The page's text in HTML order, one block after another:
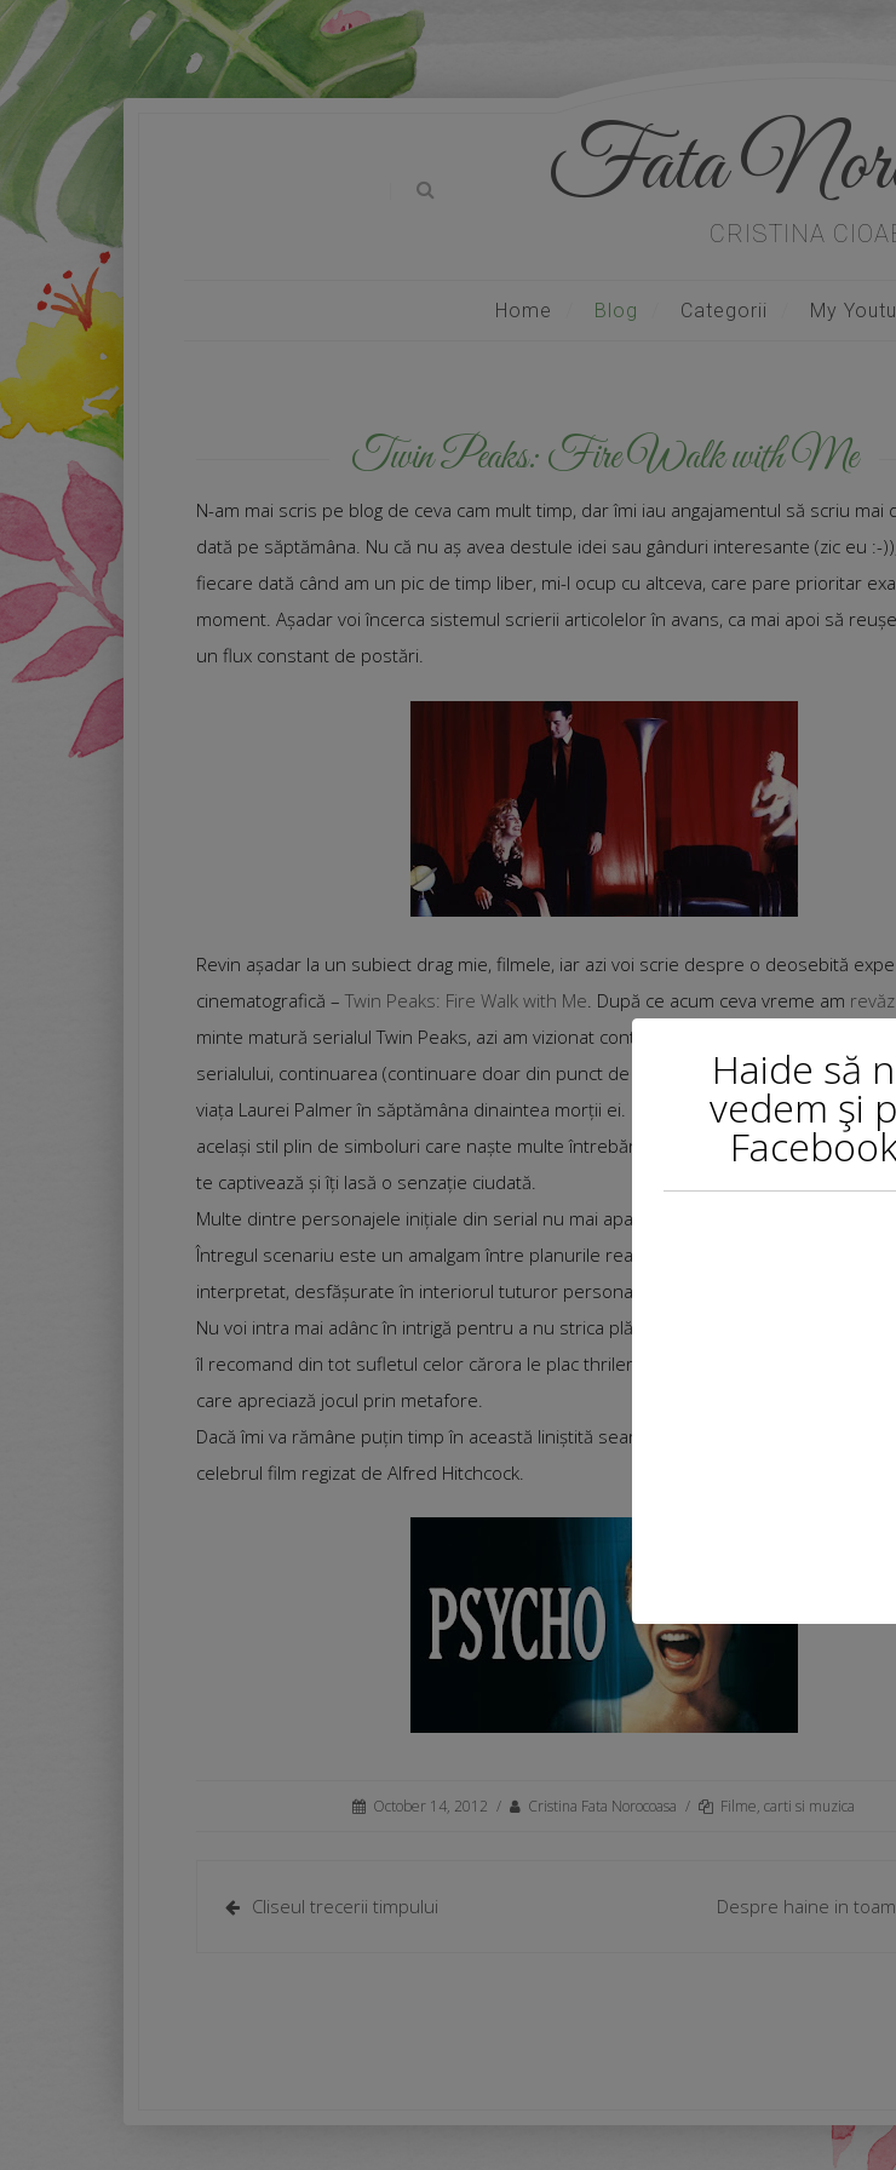
Fata
CRISTINA
Home Blog Categorii My
Twin Peaks: Fire Walk with Me
N-am mai scris pe blog de ceva cam mult timp, dar îmi iau angajamentul să scriu mai
dată pe săptămâna. Nu că nu aș avea destule idei sau gânduri interesante (zic eu :-
fiecare dată când am un pic de timp liber, mi-l ocup cu altceva, care pare prioritar
moment. Așadar voi încerca sistemul scrierii articolelor în avans, ca mai apoi să
un flux constant de postări.
Revin așadar la un subiect drag mie, filmele, iar azi voi scrie despre o deosebită
cinematografică – Twin Peaks: Fire Walk with Me . După ce acum ceva vreme am
minte matură serialul Twin Peaks, azi am vizionat continuarea. Pentru cine își
serialului, continuarea (continuare doar din punct de vedere cronologic al lansării)
viața Laurei Palmer în săptămâna dinaintea morții ei. Bineînțeles, regizat tot de David
același stil plin de simboluri care naște multe întrebări și îți pune intens intuiția la
te captivează și îți lasă o senzație ciudată.
Multe dintre personajele inițiale din serial nu mai apar în continuare, iar unele au un
Întregul scenariu este un amalgam între planurile realității și subconștientului, cel
interpretat, desfășurate în interiorul tuturor personajelor cheie.
Nu voi intra mai adânc în intrigă pentru a nu strica plăcerea celor care urmează să
îl recomand din tot sufletul celor cărora le plac thrilerele non-horror (daca le pot
care apreciază jocul prin metafore.
Dacă îmi va rămâne puțin timp în această liniștită seară de duminică, aș vrea să
celebrul film regizat de Alfred Hitchcock.
October 14, 2012 / Cristina Fata Norocoasa / Filme, carti si muzica
Cliseul trecerii timpului Despre haine in
Haide să
vedem şi
Facebook